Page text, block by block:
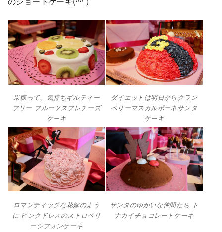
果糖って、気持ちギルティー
フリー フルーツスフレチーズ
ケーキ
ダイエットは明日からクラン
ベリーマスカルポーネサンタ
ケーキ
ロマンティックな花嫁のよう
に ピンクドレスのストロベリ
ーシフォンケーキ
サンタのゆかいな仲間たち ト
ナカイチョコレートケーキ